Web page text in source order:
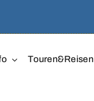
Touren&Reisen